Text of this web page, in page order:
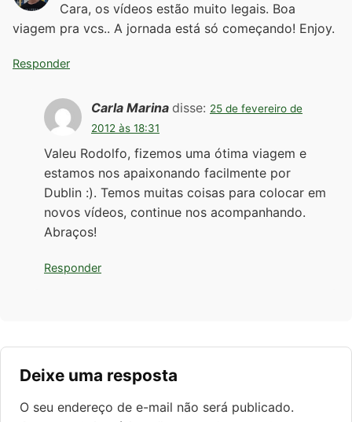
Cara, os vídeos estão muito legais. Boa
viagem pra vcs.. A jornada está só começando! Enjoy.
Responder
Carla Marina disse: 25 de fevereiro de
2012 às 18:31
Valeu Rodolfo, fizemos uma ótima viagem e
estamos nos apaixonando facilmente por
Dublin :). Temos muitas coisas para colocar em
novos vídeos, continue nos acompanhando.
Abraços!
Responder
Deixe uma resposta
O seu endereço de e-mail não será publicado.